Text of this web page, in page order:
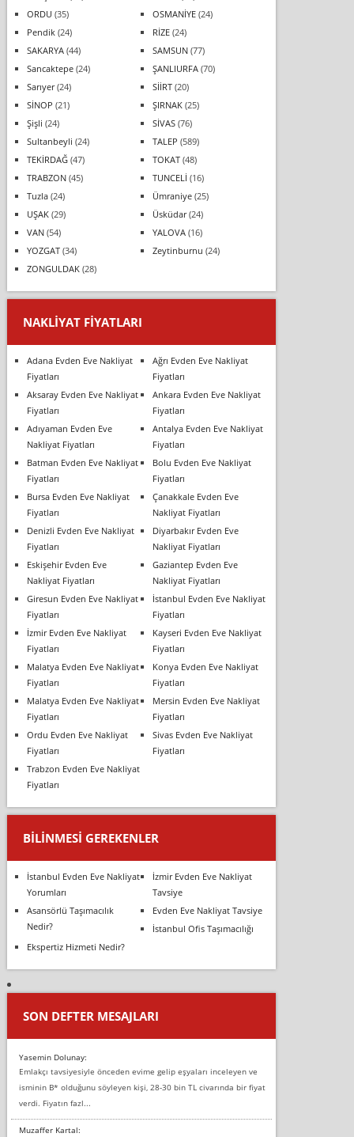
ORDU (35) OSMANİYE(24)
Pendik(24) RİZE(24)
SAKARYA(44) SAMSUN(77)
Sancaktepe(24) ŞANLIURFA(70)
Sarıyer(24) SİİRT(20)
SİNOP (21) ŞIRNAK(25)
Şişli (24) SİVAS(76)
Sultanbeyli (24) TALEP (589)
TEKİRDAĞ(47) TOKAT(48)
TRABZON(45) TUNCELİ (16)
Tuzla(24) Ümraniye(25)
UŞAK(29) Üsküdar(24)
VAN(54) YALOVA(16)
YOZGAT(34) Zeytinburnu (24)
ZONGULDAK(28)
NAKLIYAT FIYATLARI
Adana Evden Eve Nakliyat
Fiyatları
Ağrı Evden Eve Nakliyat
Fiyatları
Aksaray Evden Eve Nakliyat
Fiyatları
Ankara Evden Eve Nakliyat
Fiyatları
Adıyaman Evden Eve
Nakliyat Fiyatları
Antalya Evden Eve Nakliyat
Fiyatları
Batman Evden Eve Nakliyat
Fiyatları
Bolu Evden Eve Nakliyat
Fiyatları
Bursa Evden Eve Nakliyat
Fiyatları
Çanakkale Evden Eve
Nakliyat Fiyatları
Denizli Evden Eve Nakliyat
Fiyatları
Diyarbakır Evden Eve
Nakliyat Fiyatları
Eskişehir Evden Eve
Nakliyat Fiyatları
Gaziantep Evden Eve
Nakliyat Fiyatları
Giresun Evden Eve Nakliyat
Fiyatları
İstanbul Evden Eve Nakliyat
Fiyatları
İzmir Evden Eve Nakliyat
Fiyatları
Kayseri Evden Eve Nakliyat
Fiyatları
Malatya Evden Eve Nakliyat
Fiyatları
Konya Evden Eve Nakliyat
Fiyatları
Malatya Evden Eve Nakliyat
Fiyatları
Mersin Evden Eve Nakliyat
Fiyatları
Ordu Evden Eve Nakliyat
Fiyatları
Sivas Evden Eve Nakliyat
Fiyatları
Trabzon Evden Eve Nakliyat
Fiyatları
BILINMESI GEREKENLER
İstanbul Evden Eve Nakliyat
Yorumları
İzmir Evden Eve Nakliyat
Tavsiye
Asansörlü Taşımacılık
Nedir?
Evden Eve Nakliyat Tavsiye
İstanbul Ofis Taşımacılığı
Ekspertiz Hizmeti Nedir?
SON DEFTER MESAJLARI
Yasemin Dolunay:
Emlakçı tavsiyesiyle önceden evime gelip eşyaları inceleyen ve
isminin B* olduğunu söyleyen kişi, 28-30 bin TL civarında bir fiyat
verdi. Fiyatın fazl...
Muzaffer Kartal: